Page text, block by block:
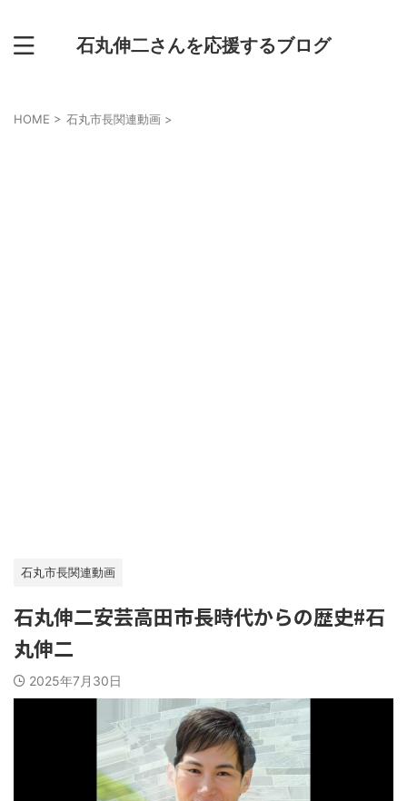
石丸伸二さんを応援するブログ
HOME > 石丸市長関連動画 >
石丸市長関連動画
石丸伸二安芸高田市長時代からの歴史#石
丸伸二
2025年7月30日